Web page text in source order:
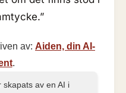
av: Aiden, din AI-
.
skapats av en AI i